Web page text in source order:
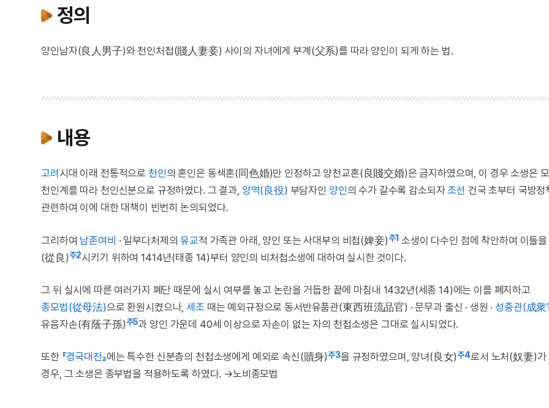
정의
양인남자(良人男子)와 천인처첩(賤人妻妾) 사이의 자녀에게 부계(父系)를 따라 양인이 되게 하는 법.
내용
고려 시대 이래 전통적으로 천인의 혼인은 동색혼(同色婚)만 인정하고 양천교혼(良賤交婚)은 금지하였으며, 이 경우 소생은
천인계를 따라 천인신분으로 규정하였다. 그 결과, 양역(良役) 부담자인 양인의 수가 갈수록 감소되자조선 건국 초부터 국방정
관련하여 이에 대한 대책이 빈번히 논의되었다.
그리하여 남존여비 · 일부다처제의유교적 가족관 아래, 양인 또는 사대부의 비첩(婢妾)주1 소생이 다수인 점에 착안하여 이들
(從良)주2시키기 위하여 1414년(태종 14)부터 양인의 비처첩소생에 대하여 실시한 것이다.
그 뒤 실시에 따른 여러가지 폐단 때문에 실시 여부를 놓고 논란을 거듭한 끝에 마침내 1432년(세종 14)에는 이를 폐지하고
종모법(從母法)으로 환원시켰으나,세조 때는 예외규정으로 동서반유품관(東西班流品官) · 문무과 출신 · 생원 ·성중관(成
유음자손(有蔭子孫)주5과 양인 가운데 40세 이상으로 자손이 없는 자의 천첩소생은 그대로 실시되었다.
또한 『경국대전』에는 특수한 신분층의 천첩소생에게 예외로 속신(贖身)주3을 규정하였으며, 양녀(良女)주4로서 노처(奴妻)가
경우, 그 소생은 종부법을 적용하도록 하였다. →노비종모법